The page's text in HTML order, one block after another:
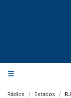
Rádios Estados RJ